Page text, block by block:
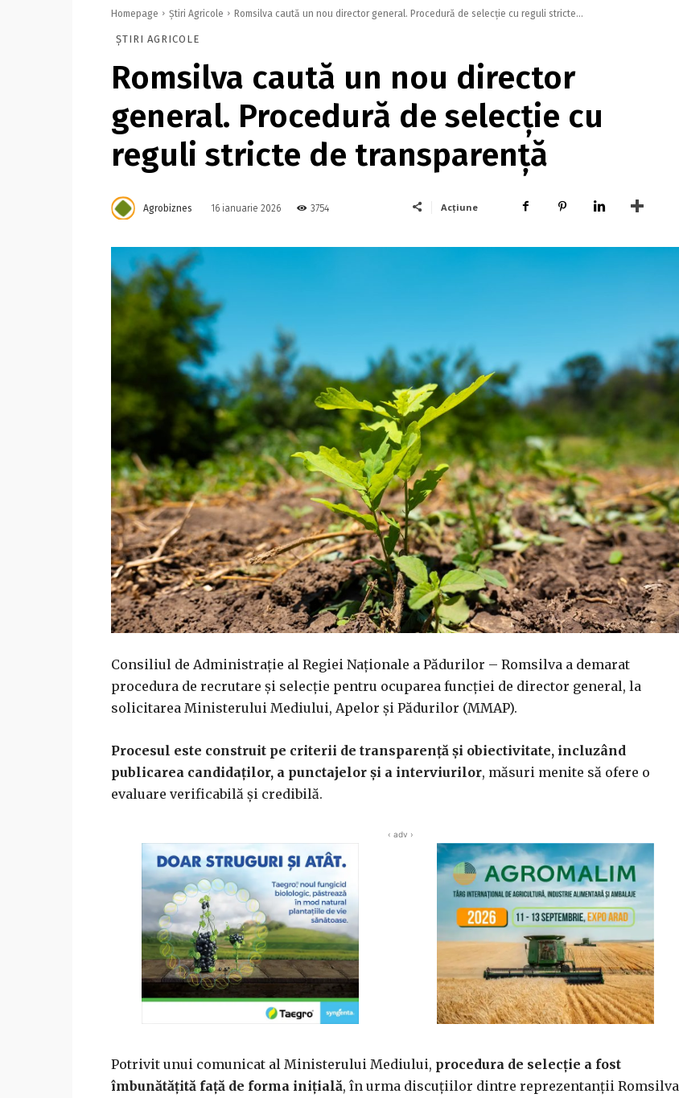
Homepage Știri Agricole Romsilva caută un nou director general. Procedură de selecție cu reguli stricte...
ȘTIRI AGRICOLE
Romsilva caută un nou director
general. Procedură de selecție cu
reguli stricte de transparență
Agrobiznes 16 ianuarie 2026 3754 Acțiune
Consiliul de Administrație al Regiei Naționale a Pădurilor – Romsilva a demarat
procedura de recrutare și selecție pentru ocuparea funcției de director general, la
solicitarea Ministerului Mediului, Apelor și Pădurilor (MMAP).
Procesul este construit pe criterii de transparență și obiectivitate, incluzând
publicarea candidaților, a punctajelor și a interviurilor, măsuri menite să ofere o
evaluare verificabilă și credibilă.
‹ adv ›
Potrivit unui comunicat al Ministerului Mediului, procedura de selecție a fost
îmbunătățită față de forma inițială, în urma discuțiilor dintre reprezentanții Romsilva